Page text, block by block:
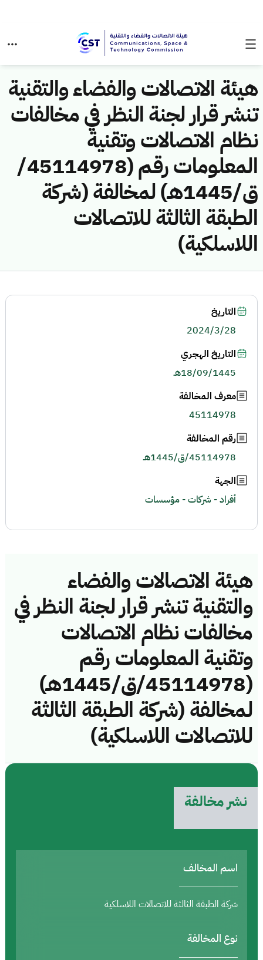
هيئة الاتصالات والفضاء والتقنية
تنشر قرار لجنة النظر في مخالفات
نظام الاتصالات وتقنية
المعلومات رقم (45114978/
ق/1445هـ) لمخالفة (شركة
الطبقة الثالثة للاتصالات
اللاسلكية)
هيئة الاتصالات والفضاء
والتقنية تنشر قرار لجنة النظر في
مخالفات نظام الاتصالات
وتقنية المعلومات رقم
(45114978/ق/1445هـ)
لمخالفة (شركة الطبقة الثالثة
للاتصالات اللاسلكية)
نشر مخالفة
اسم المخالف
شركة الطبقة الثالثة للاتصالات اللاسلكية
نوع المخالفة
التاريخ
2024/3/28
التاريخ الهجري
18/09/1445هـ
معرف المخالفة
45114978
رقم المخالفة
45114978/ق/1445هـ
الجهة
أفراد - شركات - مؤسسات